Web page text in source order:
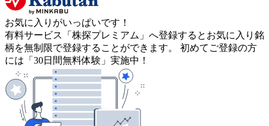
お気に入りがいっぱいです！
有料サービス「株探プレミアム」へ登録するとお気に入り銘
柄を無制限で登録することができます。 初めてご登録の方
には「30日間無料体験」実施中！